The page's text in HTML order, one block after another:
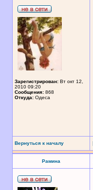
Зарегистрирован: Вт окт 12,
2010 09:20
Сообщения: 868
Откуда: Одеса
Вернуться к началу
Рамина